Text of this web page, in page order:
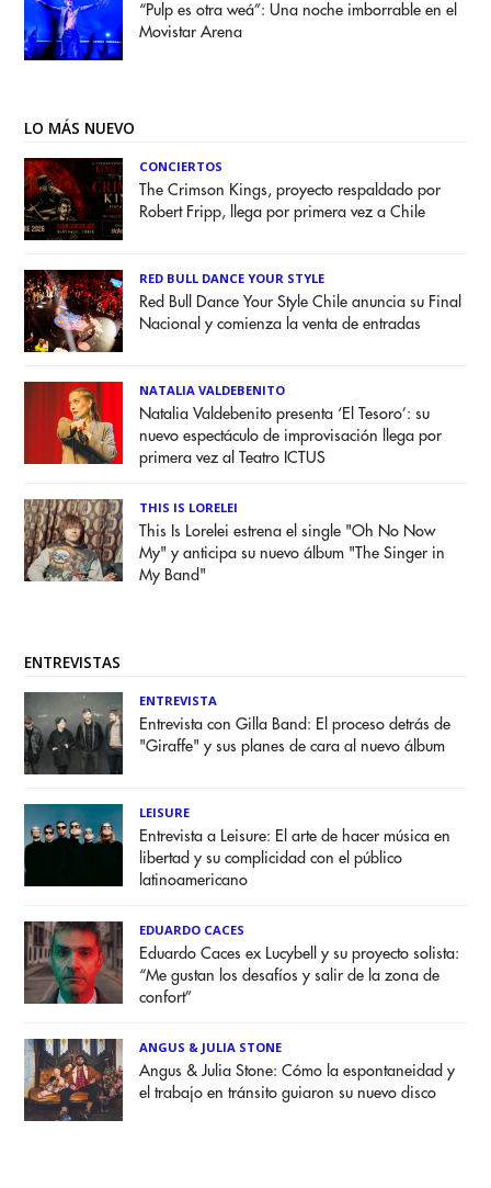
“Pulp es otra weá”: Una noche imborrable en el
Movistar Arena
LO MÁS NUEVO
CONCIERTOS
The Crimson Kings, proyecto respaldado por
Robert Fripp, llega por primera vez a Chile
RED BULL DANCE YOUR STYLE
Red Bull Dance Your Style Chile anuncia su Final
Nacional y comienza la venta de entradas
NATALIA VALDEBENITO
Natalia Valdebenito presenta ‘El Tesoro’: su
nuevo espectáculo de improvisación llega por
primera vez al Teatro ICTUS
THIS IS LORELEI
This Is Lorelei estrena el single "Oh No Now
My" y anticipa su nuevo álbum "The Singer in
My Band"
ENTREVISTAS
ENTREVISTA
Entrevista con Gilla Band: El proceso detrás de
"Giraffe" y sus planes de cara al nuevo álbum
LEISURE
Entrevista a Leisure: El arte de hacer música en
libertad y su complicidad con el público
latinoamericano
EDUARDO CACES
Eduardo Caces ex Lucybell y su proyecto solista:
“Me gustan los desafíos y salir de la zona de
confort”
ANGUS & JULIA STONE
Angus & Julia Stone: Cómo la espontaneidad y
el trabajo en tránsito guiaron su nuevo disco